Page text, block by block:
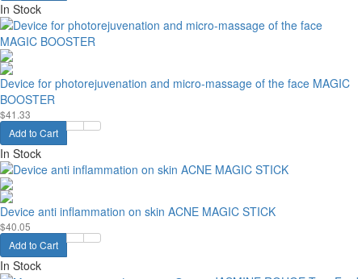
In Stock
Device for photorejuvenation and micro-massage of the face MAGIC
BOOSTER
$41.33
Add to Cart
In Stock
Device anti inflammation on skin ACNE MAGIC STICK
$40.05
Add to Cart
In Stock